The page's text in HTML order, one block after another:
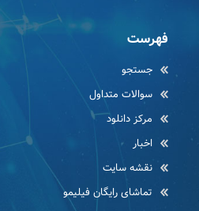
فهرست
جستجو
سوالات متداول
مرکز دانلود
اخبار
نقشه سایت
تماشای رایگان فیلیمو